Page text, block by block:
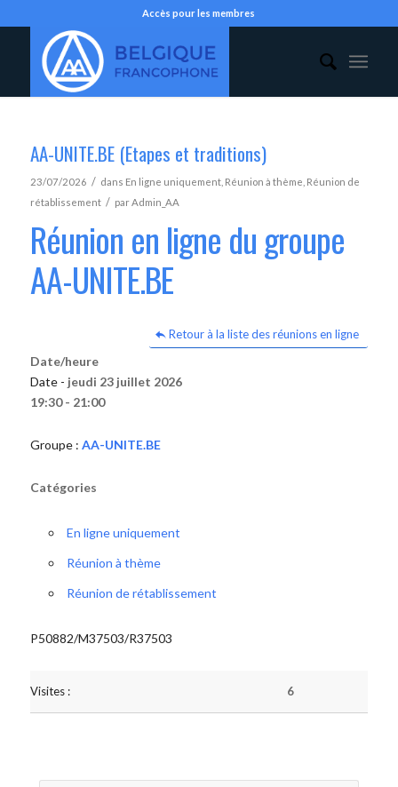
Accès pour les membres
AA-UNITE.BE (Etapes et traditions)
23/07/2026 / dans En ligne uniquement, Réunion à thème Réunion de
rétablissement / parAdmin_AA
Réunion en ligne du groupe
AA-UNITE.BE
Retour à la liste des réunions en ligne
Date/heure
Date - jeudi 23 juillet 2026
19:30 - 21:00
Groupe : AA-UNITE.BE
Catégories
En ligne uniquement
Réunion à thème
Réunion de rétablissement
P50882/M37503/R37503
Visites : 6